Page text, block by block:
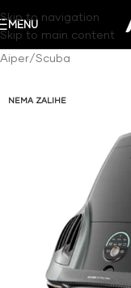
Skip to navigation
Skip to main content
MENU
Aiper/Scuba
NEMA ZALIHE